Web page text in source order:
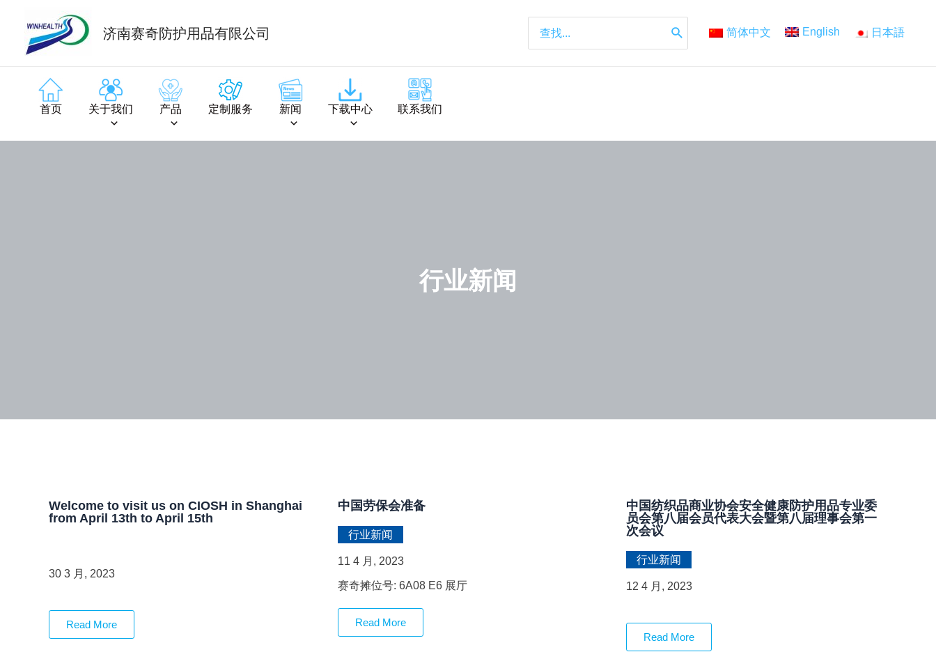
济南赛奇防护用品有限公司 简体中文 English 日本語
首页 关于我们 产品 定制服务 新闻 下载中心 联系我们
行业新闻
Welcome to visit us on CIOSH in Shanghai
from April 13th to April 15th
30 3 月, 2023
Read More
中国劳保会准备
行业新闻
11 4 月, 2023
赛奇摊位号: 6A08 E6 展厅
Read More
中国纺织品商业协会安全健康防护用品专业委
员会第八届会员代表大会暨第八届理事会第一
次会议
行业新闻
12 4 月, 2023
Read More